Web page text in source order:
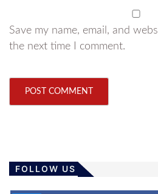
Save my name, email, and
the next time I comment.
FOLLOW US